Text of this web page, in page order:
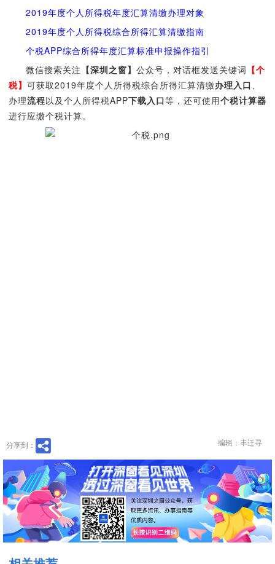
2019年度个人所得税年度汇算清缴办理对象
2019年度个人所得税综合所得汇算清缴指南
个税APP综合所得年度汇算标准申报操作指引
微信搜索关注 【深圳之窗】 公众号，对话框发送关键词 【个
税】 可获取2019年度个人所得税综合所得汇算清缴办理入口、
办理流程以及个人所得税APP下载入口等，还可使用个税计算器
进行应缴个税计算。
分享到： 编辑：丰迁寻